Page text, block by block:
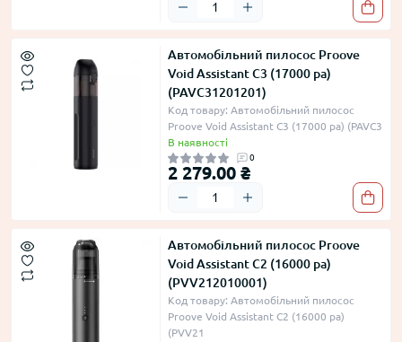
Автомобільний пилосос Proove
Void Assistant C3 (17000 pa)
(PAVC31201201)
Код товару: Автомобільний пилосос
Proove Void Assistant C3 (17000 pa) (PAVC3
В наявності
0
2 279.00 ₴
Автомобільний пилосос Proove
Void Assistant C2 (16000 pa)
(PVV212010001)
Код товару: Автомобільний пилосос
Proove Void Assistant C2 (16000 pa)
(PVV21